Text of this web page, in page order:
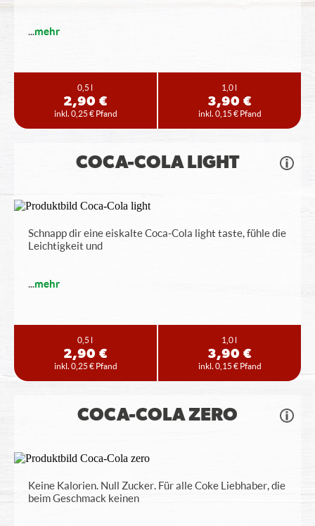
...mehr
0,5 l
2,90 €
inkl. 0,25 € Pfand
1,0 l
3,90 €
inkl. 0,15 € Pfand
COCA-COLA LIGHT
Schnapp dir eine eiskalte Coca-Cola light taste, fühle die
Leichtigkeit und
...mehr
0,5 l
2,90 €
inkl. 0,25 € Pfand
1,0 l
3,90 €
inkl. 0,15 € Pfand
COCA-COLA ZERO
Keine Kalorien. Null Zucker. Für alle Coke Liebhaber, die
beim Geschmack keinen